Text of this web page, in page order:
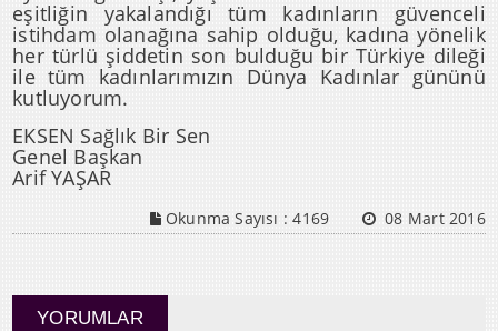
eşitliğin yakalandığı tüm kadınların güvenceli
istihdam olanağına sahip olduğu, kadına yönelik
her türlü şiddetin son bulduğu bir Türkiye dileği
ile tüm kadınlarımızın Dünya Kadınlar gününü
kutluyorum.
EKSEN Sağlık Bir Sen
Genel Başkan
Arif YAŞAR
Okunma Sayısı :4169 08 Mart 2016
YORUMLAR